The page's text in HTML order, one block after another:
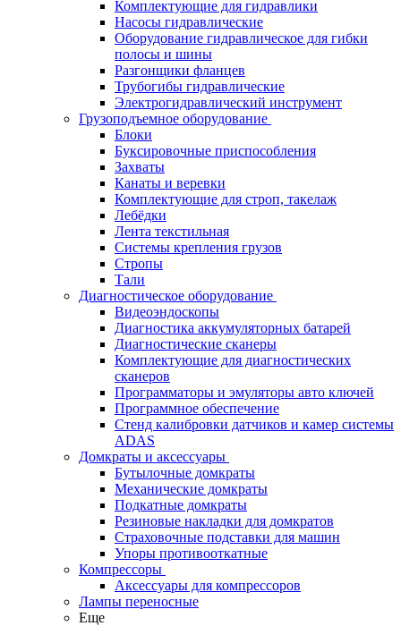
Комплектующие для гидравлики
Насосы гидравлические
Оборудование гидравлическое для гибки
полосы и шины
Разгонщики фланцев
Трубогибы гидравлические
Электрогидравлический инструмент
Грузоподъемное оборудование
Блоки
Буксировочные приспособления
Захваты
Канаты и веревки
Комплектующие для строп, такелаж
Лебёдки
Лента текстильная
Системы крепления грузов
Стропы
Тали
Диагностическое оборудование
Видеоэндоскопы
Диагностика аккумуляторных батарей
Диагностические сканеры
Комплектующие для диагностических
сканеров
Программаторы и эмуляторы авто ключей
Программное обеспечение
Стенд калибровки датчиков и камер системы
ADAS
Домкраты и аксессуары
Бутылочные домкраты
Механические домкраты
Подкатные домкраты
Резиновые накладки для домкратов
Страховочные подставки для машин
Упоры противооткатные
Компрессоры
Аксессуары для компрессоров
Лампы переносные
Еще